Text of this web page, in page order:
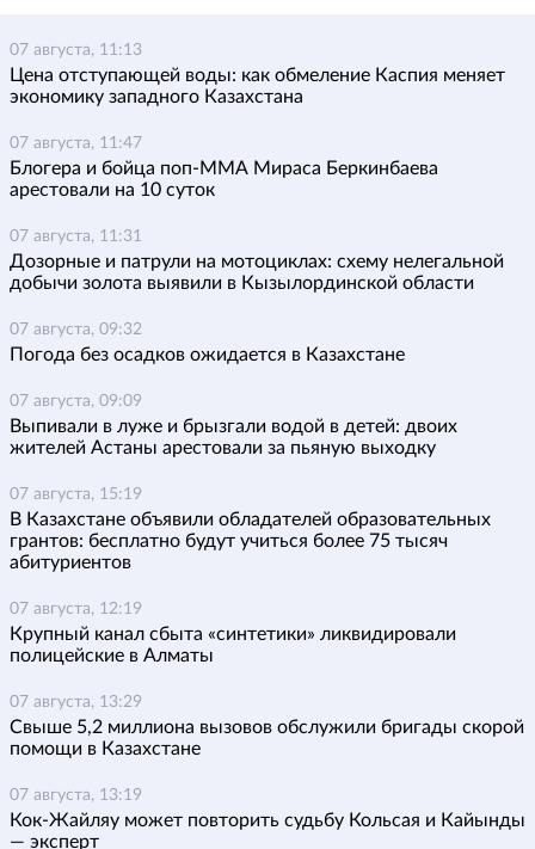
07 августа, 11:13
Цена отступающей воды: как обмеление Каспия меняет
экономику западного Казахстана
07 августа, 11:47
Блогера и бойца поп-ММА Мираса Беркинбаева
арестовали на 10 суток
07 августа, 11:31
Дозорные и патрули на мотоциклах: схему нелегальной
добычи золота выявили в Кызылординской области
07 августа, 09:32
Погода без осадков ожидается в Казахстане
07 августа, 09:09
Выпивали в луже и брызгали водой в детей: двоих
жителей Астаны арестовали за пьяную выходку
07 августа, 15:19
В Казахстане объявили обладателей образовательных
грантов: бесплатно будут учиться более 75 тысяч
абитуриентов
07 августа, 12:19
Крупный канал сбыта «синтетики» ликвидировали
полицейские в Алматы
07 августа, 13:29
Свыше 5,2 миллиона вызовов обслужили бригады скорой
помощи в Казахстане
07 августа, 13:19
Кок-Жайляу может повторить судьбу Кольсая и Кайынды
— эксперт